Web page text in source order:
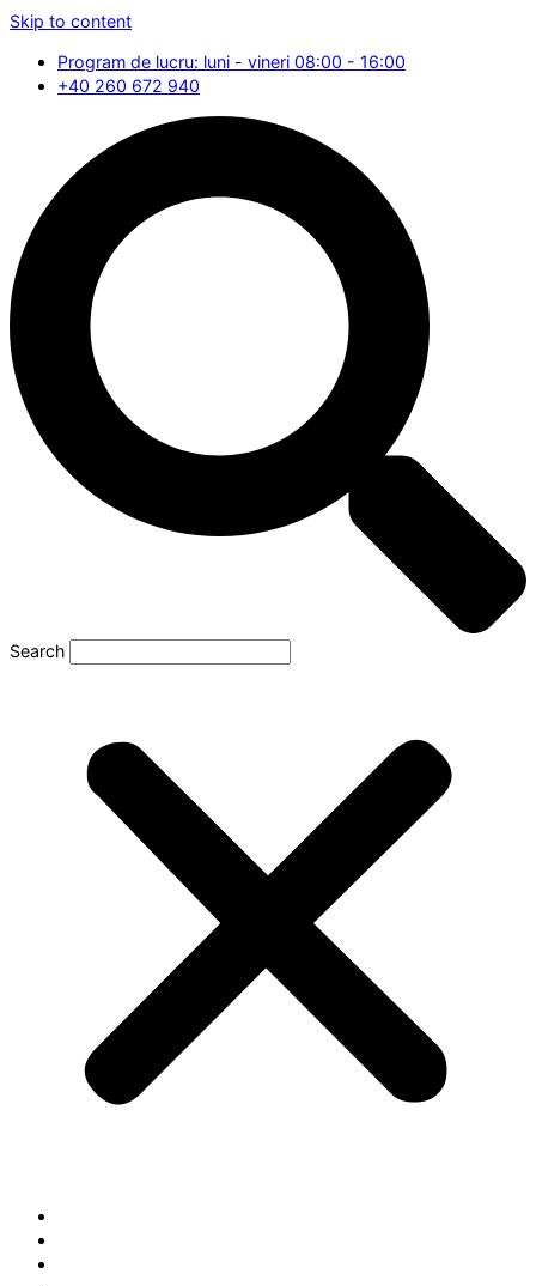
Skip to content
Program de lucru: luni - vineri 08:00 - 16:00
+40 260 672 940
Search